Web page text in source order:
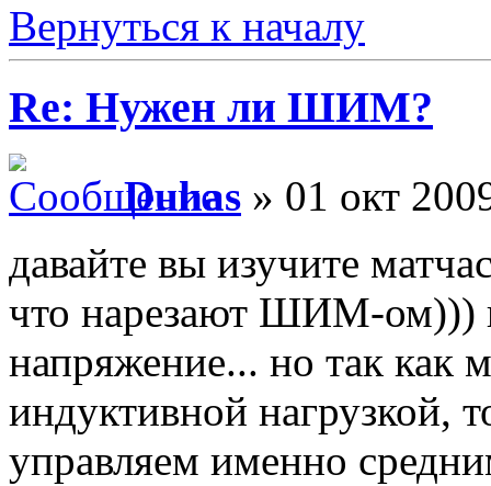
Вернуться к началу
Re: Нужен ли ШИМ?
Duhas » 01 окт
давайте вы изучите
что нарезают ШИМ-ом)))
напряжение... но так
индуктивной
управляем именно